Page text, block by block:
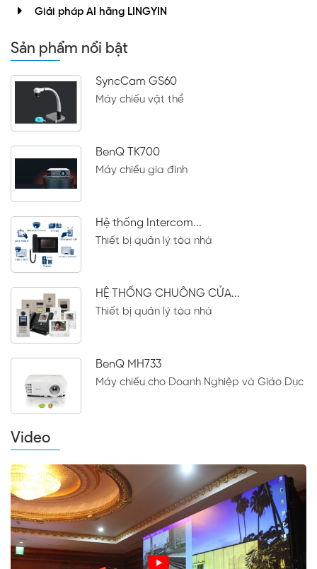
Giải pháp AI hãng LINGYIN
Sản phẩm nổi bật
SyncCam GS60
Máy chiếu vật thể
BenQ TK700
Máy chiếu gia đình
Hệ thống Intercom...
Thiết bị quản lý tòa nhà
HỆ THỐNG CHUÔNG CỬA...
Thiết bị quản lý tòa nhà
BenQ MH733
Máy chiếu cho Doanh Nghiệp và Giáo Dục
Video